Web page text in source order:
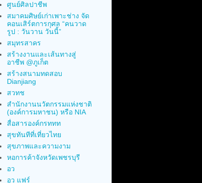
ศูนย์ศิลปาชีพ
สมาคมศิษย์เก่าเพาะช่าง จัด
คอนเสิร์ตการกุศล “คนวาด
รูป : วันวาน วันนี้”
สมุทรสาคร
สร้างงานและเส้นทางสู่
อาชีพ @ภูเก็ต
สร้างสนามทดสอบ
Dianjiang
สวทช
สำนักงานนวัตกรรมแห่งชาติ
(องค์การมหาชน) หรือ NIA
สื่อสารองค์กรททท
สุขทันทีที่เที่ยวไทย
สุขภาพและความงาม
หอการค้าจังหวัดเพชรบุรี
อว
อว แฟร์